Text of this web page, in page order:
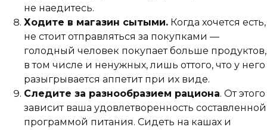
не наедитесь.
Ходите в магазин сытыми. Когда хочется есть,
не стоит отправляться за покупками —
голодный человек покупает больше продуктов,
в том числе и ненужных, лишь оттого, что у него
разыгрывается аппетит при их виде.
Следите за разнообразием рациона. От этого
зависит ваша удовлетворенность составленной
программой питания. Сидеть на кашах и